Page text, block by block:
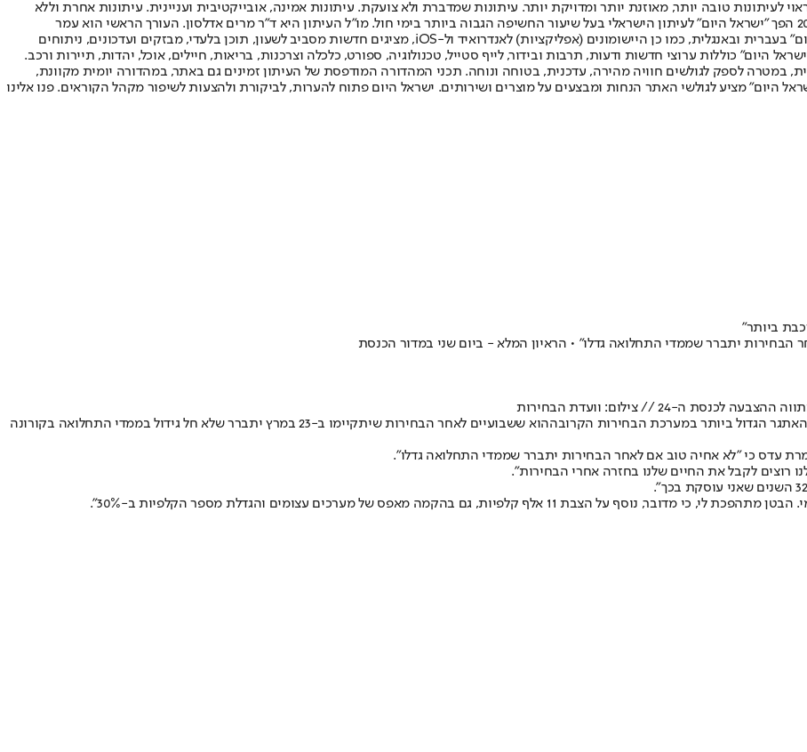
לעיתונות טובה יותר, מאוזנת יותר ומדויקת יותר. עיתונות שמדברת ולא צועקת. עיתונות אמינה, אובייקטיבית ועניינית. עיתונות אחרת וללא
תשלום. המהדורה המודפסת הראשונה פורסמה ב-30 ביולי 2007, וב-2010 הפך "ישראל היום" לעיתון הישראלי בעל שיעור החשיפה הגבוה ביותר בימי חול. מו"ל העיתון היא ד"ר מרים אדלסון. העורך הראשי הוא עמר
לחמנוביץ, והעורך המייסד הוא עמוס רגב. אתרי האינטרנט של "ישראל היום" בעברית ובאנגלית, כמו כן היישומונים (אפליקציות) לאנדרואיד ול-iOS, מציגים חדשות מסביב לשעון, תוכן בלעדי, מבזקים ועדכונים, ניתוחים
היום" כוללות ערוצי חדשות ודעות, תרבות ובידור, לייף סטייל, טכנולוגיה, ספורט, כלכלה וצרכנות, בריאות, חיילים, אוכל, יהדות, תיירות ורכב.
במטרה לספק לגולשים חוויה מהירה, עדכנית, בטוחה ונוחה. תכני המהדורה המודפסת של העיתון זמינים גם באתר, במהדורה יומית מקוונת,
היום" מציע לגולשי האתר הנחות ומבצעים על מוצרים ושירותים. ישראל היום פתוח להערות, לביקורת ולהצעות לשיפור מקהל הקוראים. פנו אלינו
ביותר"
יתברר שממדי התחלואה גדלו" • הראיון המלא - ביום שני במדור הכנסת
הגדול ביותר במערכת הבחירות הקרובה
הוא ששבועיים לאחר הבחירות שיתקיימו ב-23 במרץ יתברר שלא חל גידול בממדי התחלואה בקורונה
עדס כי "לא אחיה טוב אם לאחר הבחירות יתברר שממדי התחלואה גדלו".
רוצים לקבל את החיים שלנו בחזרה אחרי הבחירות".
גם בהקמה מאפס של מערכים עצומים והגדלת מספר הקלפיות ב-30%".